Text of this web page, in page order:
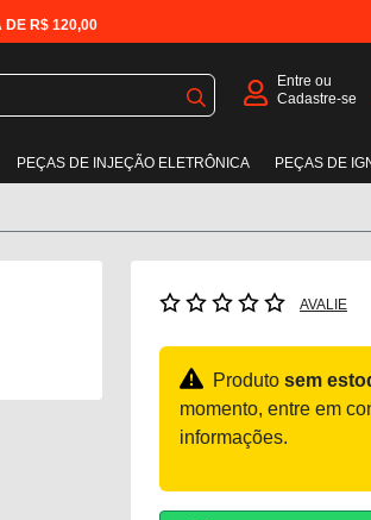
DE R$ 120,00
Entre ou
Cadastre-se
PEÇAS DE INJEÇÃO ELETRÔNICA PEÇAS DE
AVALIE
Produto sem
momento, entre em
informações.